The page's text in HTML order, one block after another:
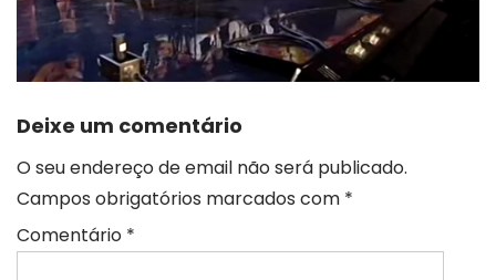
Deixe um comentário
O seu endereço de email não será publicado.
Campos obrigatórios marcados com *
Comentário *